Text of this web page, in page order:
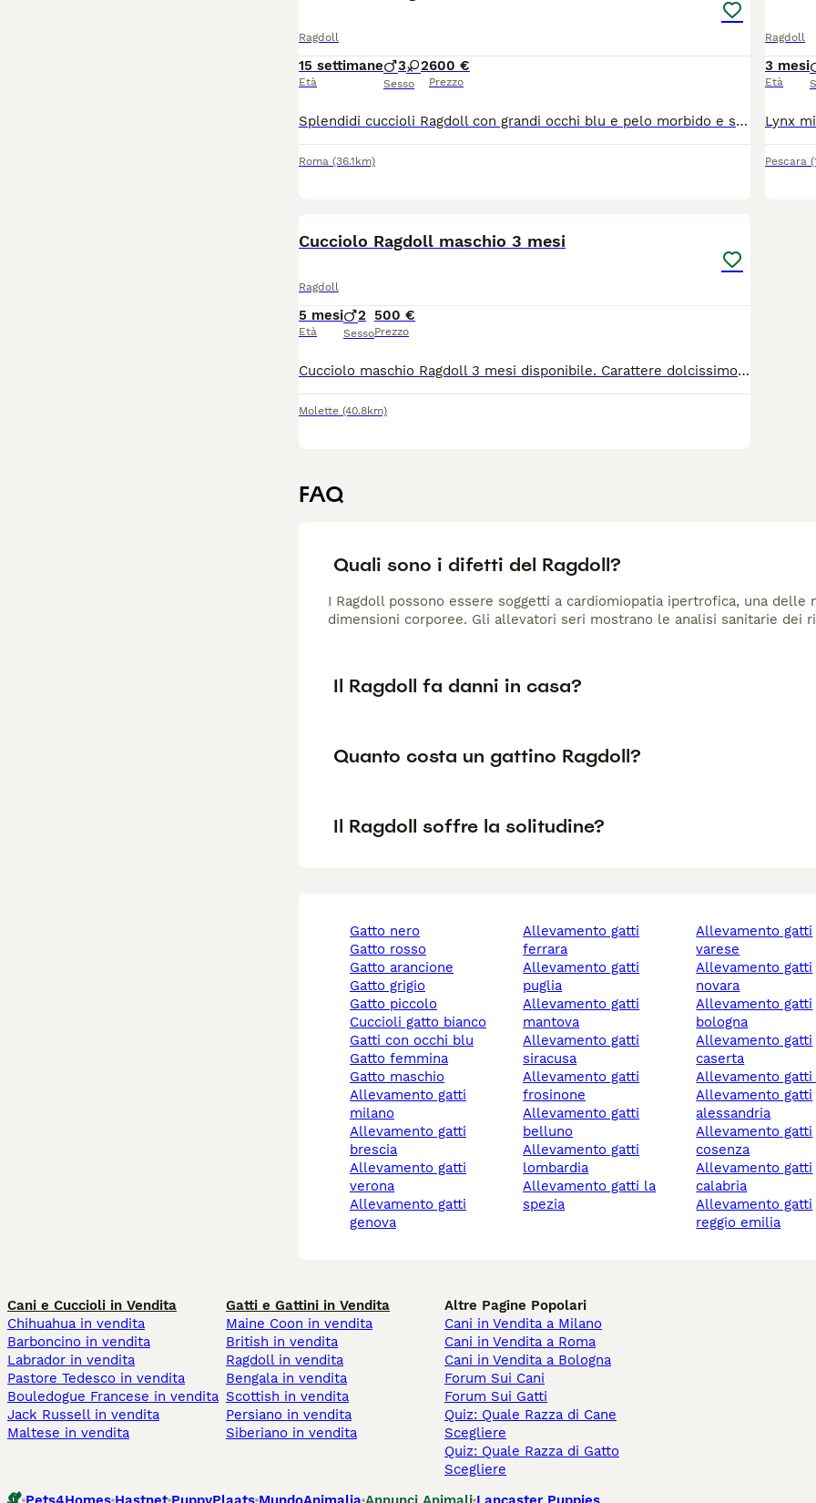
Ragdoll
15 settimane
Età
3 2
Sesso
600 €
Prezzo
Splendidi cuccioli Ragdoll con grandi occhi blu e pelo morbido e soffice nati il 21 aprile 2026 Colori dei cuccioli: Seal Mitted , blue Mitted, Red/cream Siamo i cuccioli dolcissimi e pronti per trovare una famiglia amorevole Siamo in un ambiente sereno, abituati al contatto umano e alle coccole.. Siamo dolcissimi , affettuosi e perfetti per la compagnia...verremo ceduti completamente autonomi e pronti per raggiungere la nostra nuova famiglia! Siamo a Roma Se ti sei già innamorato di una di noi, puoi prenotarci fin da subito! Entrambi i genitori sono testati e negativi per le principali malattie genetiche della razza, tra cui HCM (cardiomiopatia ipertrofica) ,oltre a FIV e FeLV. Verremo ceduti con: - Libretto sanitario - sverminazione effettuata( due volte) - primo vaccino -Abituati alla lettiera e alla vita in casa Per informazioni video e foto contattatemi al n. 350 884 4326anche wathsapp
Roma (36.1km)
Ragdoll
3 mesi
Età
Pescara
Cucciolo Ragdoll maschio 3 mesi
Ragdoll
5 mesi
Età
2
Sesso
500 €
Prezzo
Cucciolo maschio Ragdoll 3 mesi disponibile. Carattere dolcissimo, affettuoso e giocherellone. Genitori visibili di mia proprietà. Contattare su WhatsApp 3489802110
Molette (40.8km)
FAQ
Quali sono i difetti del Ragdoll?
I Ragdoll possono essere soggetti a cardiomiopatia ipertrofica, una
dimensioni corporee. Gli allevatori seri mostrano le analisi sanitarie dei
Il Ragdoll fa danni in casa?
Quanto costa un gattino Ragdoll?
Il Ragdoll soffre la solitudine?
gatto nero
gatto rosso
gatto arancione
gatto grigio
gatto piccolo
cuccioli gatto bianco
gatti con occhi blu
gatto femmina
gatto maschio
allevamento gatti
milano
allevamento gatti
brescia
allevamento gatti
verona
allevamento gatti
genova
allevamento gatti
ferrara
allevamento gatti
puglia
allevamento gatti
mantova
allevamento gatti
siracusa
allevamento gatti
frosinone
allevamento gatti
belluno
allevamento gatti
lombardia
allevamento gatti la
spezia
allevamento gatti
varese
allevamento gatti
novara
allevamento gatti
bologna
allevamento gatti
caserta
allevamento
allevamento gatti
alessandria
allevamento gatti
cosenza
allevamento gatti
calabria
allevamento gatti
reggio emilia
Cani e Cuccioli in Vendita
Chihuahua in vendita
Barboncino in vendita
Labrador in vendita
Pastore Tedesco in vendita
Bouledogue Francese in vendita
Jack Russell in vendita
Maltese in vendita
Gatti e Gattini in Vendita
Maine Coon in vendita
British in vendita
Ragdoll in vendita
Bengala in vendita
Scottish in vendita
Persiano in vendita
Siberiano in vendita
Altre Pagine Popolari
Cani in Vendita a Milano
Cani in Vendita a Roma
Cani in Vendita a Bologna
Forum Sui Cani
Forum Sui Gatti
Quiz: Quale Razza di Cane
Scegliere
Quiz: Quale Razza di Gatto
Scegliere